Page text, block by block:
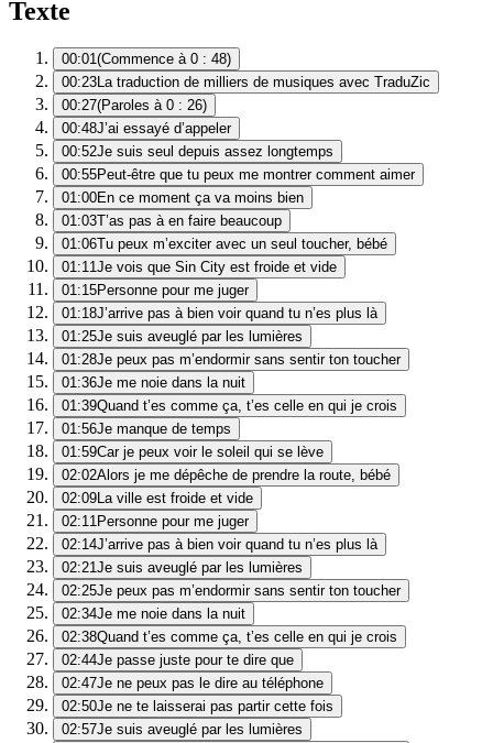
Texte
00:01(Commence à 0 : 48)
00:23La traduction de milliers de musiques avec TraduZic
00:27(Paroles à 0 : 26)
00:48J’ai essayé d’appeler
00:52Je suis seul depuis assez longtemps
00:55Peut-être que tu peux me montrer comment aimer
01:00En ce moment ça va moins bien
01:03T’as pas à en faire beaucoup
01:06Tu peux m’exciter avec un seul toucher, bébé
01:11Je vois que Sin City est froide et vide
01:15Personne pour me juger
01:18J’arrive pas à bien voir quand tu n’es plus là
01:25Je suis aveuglé par les lumières
01:28Je peux pas m’endormir sans sentir ton toucher
01:36Je me noie dans la nuit
01:39Quand t’es comme ça, t’es celle en qui je crois
01:56Je manque de temps
01:59Car je peux voir le soleil qui se lève
02:02Alors je me dépêche de prendre la route, bébé
02:09La ville est froide et vide
02:11Personne pour me juger
02:14J’arrive pas à bien voir quand tu n’es plus là
02:21Je suis aveuglé par les lumières
02:25Je peux pas m’endormir sans sentir ton toucher
02:34Je me noie dans la nuit
02:38Quand t’es comme ça, t’es celle en qui je crois
02:44Je passe juste pour te dire que
02:47Je ne peux pas le dire au téléphone
02:50Je ne te laisserai pas partir cette fois
02:57Je suis aveuglé par les lumières